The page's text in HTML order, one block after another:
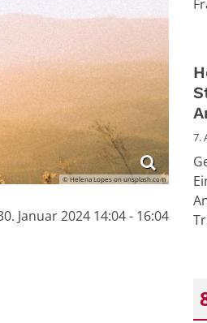
© Helena Lopes on unsplash.com
Januar 2024 14:04 - 16:04
7.